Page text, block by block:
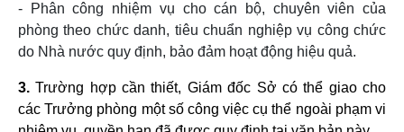
- Phân công nhiệm vụ cho cán bộ, chuyên viên của
phòng theo chức danh, tiêu chuẩn nghiệp vụ công chức
do Nhà nước quy định, bảo đảm hoạt động hiệu quả.
3. Trường hợp cần thiết, Giám đốc Sở có thể giao cho
các Trưởng phòng một số công việc cụ thể ngoài phạm vi